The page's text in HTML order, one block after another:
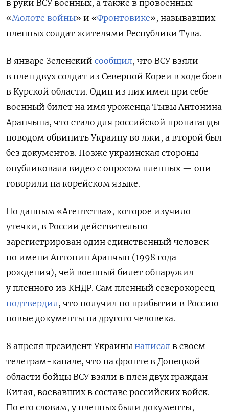
в руки ВСУ военных, а также в провоенных
«Молоте войны» и «Фронтовике», называвших
пленных солдат жителями Республики Тува.
В январе Зеленский сообщил, что ВСУ взяли
в плен двух солдат из Северной Кореи в ходе боев
в Курской области. Один из них имел при себе
военный билет на имя уроженца Тывы Антонина
Аранчына, что стало для российской пропаганды
поводом обвинить Украину во лжи, а второй был
без документов. Позже украинская стороны
опубликовала видео с опросом пленных — они
говорили на корейском языке.
По данным «Агентства», которое изучило
утечки, в России действительно
зарегистрирован один единственный человек
по имени Антонин Аранчын (1998 года
рождения), чей военный билет обнаружил
у пленного из КНДР. Сам пленный северокореец
подтвердил, что получил по прибытии в Россию
новые документы на другого человека.
8 апреля президент Украины написал в своем
телеграм-канале, что на фронте в Донецкой
области бойцы ВСУ взяли в плен двух граждан
Китая, воевавших в составе российских войск.
По его словам, у пленных были документы,